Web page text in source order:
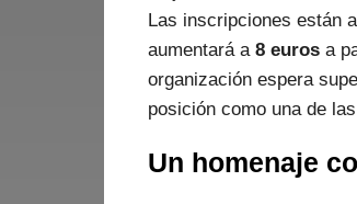
Las inscripciones están
aumentará a 8 eurosa
organización espera
posición como una de
Un homenaje